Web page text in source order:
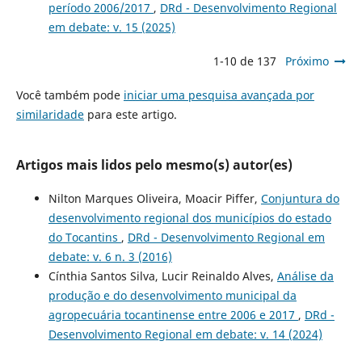
período 2006/2017 , DRd - Desenvolvimento Regional
em debate: v. 15 (2025)
1-10 de 137 Próximo
Você também pode iniciar uma pesquisa avançada por
similaridadepara este artigo.
Artigos mais lidos pelo mesmo(s) autor(es)
Nilton Marques Oliveira, Moacir Piffer, Conjuntura do
desenvolvimento regional dos municípios do estado
do Tocantins , DRd - Desenvolvimento Regional em
debate: v. 6 n. 3 (2016)
Cínthia Santos Silva, Lucir Reinaldo Alves, Análise da
produção e do desenvolvimento municipal da
agropecuária tocantinense entre 2006 e 2017 , DRd -
Desenvolvimento Regional em debate: v. 14 (2024)